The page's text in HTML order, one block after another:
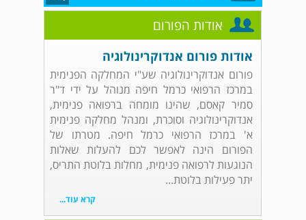
אודות הפורום
אודות פורום אנדוקרינולוגיה
פורום אנדוקרינולוגיה שע"י המחלקה הפנימית
במרכז הרפואי כרמל חיפה מנוהל על ידי ד"ר
סמיר קאסם, שהינו מומחה ברפואה פנימית,
אנדוקרינולוגיה וסוכרת, ומנהל מחלקה פנימית
א' במרכז הרפואי כרמל חיפה. מטרתו של
הפורום הינה לאפשר לכם להעלות שאלות
הנוגעות לרפואה פנימית, מחלות בלוטת התריס,
יתר פעילות בלוטת...
קרא עוד...